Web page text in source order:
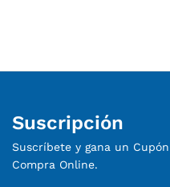
Suscripción
Suscríbete y gana un
Compra Online.